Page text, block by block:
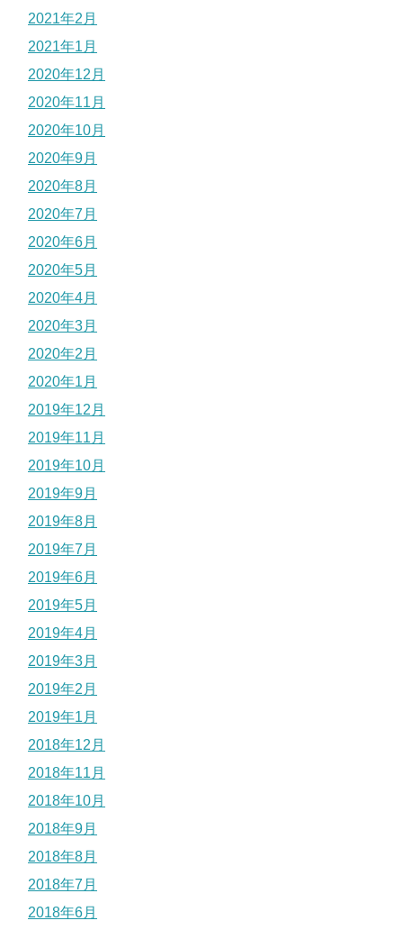
2021年2月
2021年1月
2020年12月
2020年11月
2020年10月
2020年9月
2020年8月
2020年7月
2020年6月
2020年5月
2020年4月
2020年3月
2020年2月
2020年1月
2019年12月
2019年11月
2019年10月
2019年9月
2019年8月
2019年7月
2019年6月
2019年5月
2019年4月
2019年3月
2019年2月
2019年1月
2018年12月
2018年11月
2018年10月
2018年9月
2018年8月
2018年7月
2018年6月